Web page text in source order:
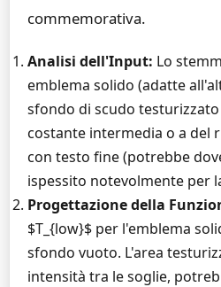
commemorativa.
Analisi dell'Input: Lo
emblema solido (adatte
sfondo di scudo
costante intermedia o a del
con testo fine (potrebbe
ispessito notevolmente per
Progettazione della
$T_{low}$ per l'emblema
sfondo vuoto. L'area
intensità tra le soglie,